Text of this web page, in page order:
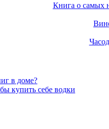
Книга о самых
в доме?
купить себе водки